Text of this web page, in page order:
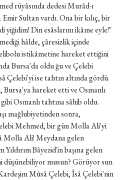
rüyâsında dedesi Murâd-ı
Sultan vardı. Ona bir kılıç, bir
Din esâslarını ikâme eyle!"
hâlde, çâresizlik içinde
istikâmetine hareket ettiğini
Bursa'da oldu ğu ve Çelebi
Çelebi'yi ise tahtın altında gördü.
hareket etti ve Osmanlı
Osmanlı tahtına sâhib oldu.
mağlubiyetinden sonra,
Mehmed, bir gün Molla Ali'yi
Molla Ali! Meydana gelen
Yıldırım Bâyezid'in başına gelen
düşünebiliyor musun? Görüyor sun
Mûsâ Çelebi, Îsâ Çelebi'nin